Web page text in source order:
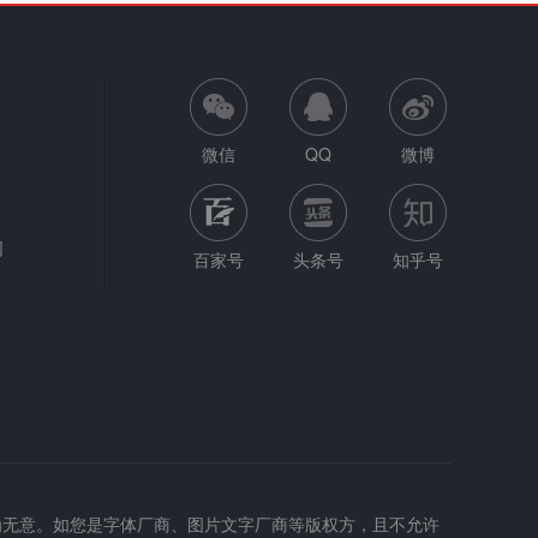
微信 QQ 微博
百家号 头条号 知乎号
意。如您是字体厂商、图片文字厂商等版权方，且不允许